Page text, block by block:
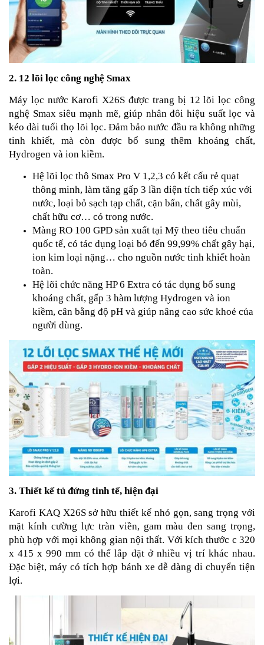
2. 12 lõi lọc công nghệ Smax
Máy lọc nước Karofi X26S được trang bị 12 lõi lọc công
nghệ Smax siêu mạnh mẽ, giúp nhân đôi hiệu suất lọc và
kéo dài tuổi thọ lõi lọc. Đảm bảo nước đầu ra không những
tinh khiết, mà còn được bổ sung thêm khoáng chất,
Hydrogen và ion kiềm.
Hệ lõi lọc thô Smax Pro V 1,2,3 có kết cấu rẻ quạt
thông minh, làm tăng gấp 3 lần diện tích tiếp xúc với
nước, loại bỏ sạch tạp chất, cặn bẩn, chất gây mùi,
chất hữu cơ… có trong nước.
Màng RO 100 GPD sản xuất tại Mỹ theo tiêu chuẩn
quốc tế, có tác dụng loại bỏ đến 99,99% chất gây hại,
ion kim loại nặng… cho nguồn nước tinh khiết hoàn
toàn.
Hệ lõi chức năng HP 6 Extra có tác dụng bổ sung
khoáng chất, gấp 3 hàm lượng Hydrogen và ion
kiềm, cân bằng độ pH và giúp nâng cao sức khoẻ của
người dùng.
3. Thiết kế tủ đứng tinh tế, hiện đại
Karofi KAQ X26S sở hữu thiết kế nhỏ gọn, sang trọng với
mặt kính cường lực tràn viền, gam màu đen sang trọng,
phù hợp với mọi không gian nội thất. Với kích thước c 320
x 415 x 990 mm có thể lắp đặt ở nhiều vị trí khác nhau.
Đặc biệt, máy có tích hợp bánh xe dễ dàng di chuyển tiện
lợi.